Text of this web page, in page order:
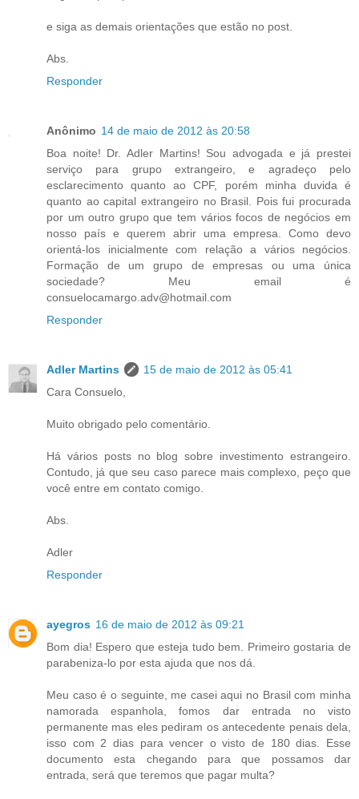
e siga as demais orientações que estão no post.
Abs.
Responder
Anônimo 14 de maio de 2012 às 20:58
Boa noite! Dr. Adler Martins! Sou advogada e já prestei
serviço para grupo extrangeiro, e agradeço pelo
esclarecimento quanto ao CPF, porém minha duvida é
quanto ao capital extrangeiro no Brasil. Pois fui procurada
por um outro grupo que tem vários focos de negócios em
nosso país e querem abrir uma empresa. Como devo
orientá-los inicialmente com relação a vários negócios.
Formação de um grupo de empresas ou uma única
sociedade? Meu email é
consuelocamargo.adv@hotmail.com
Responder
Adler Martins
15 de maio de 2012 às 05:41
Cara Consuelo,
Muito obrigado pelo comentário.
Há vários posts no blog sobre investimento estrangeiro.
Contudo, já que seu caso parece mais complexo, peço que
você entre em contato comigo.
Abs.
Adler
Responder
ayegros 16 de maio de 2012 às 09:21
Bom dia! Espero que esteja tudo bem. Primeiro gostaria de
parabeniza-lo por esta ajuda que nos dá.
Meu caso é o seguinte, me casei aqui no Brasil com minha
namorada espanhola, fomos dar entrada no visto
permanente mas eles pediram os antecedente penais dela,
isso com 2 dias para vencer o visto de 180 dias. Esse
documento esta chegando para que possamos dar
entrada, será que teremos que pagar multa?